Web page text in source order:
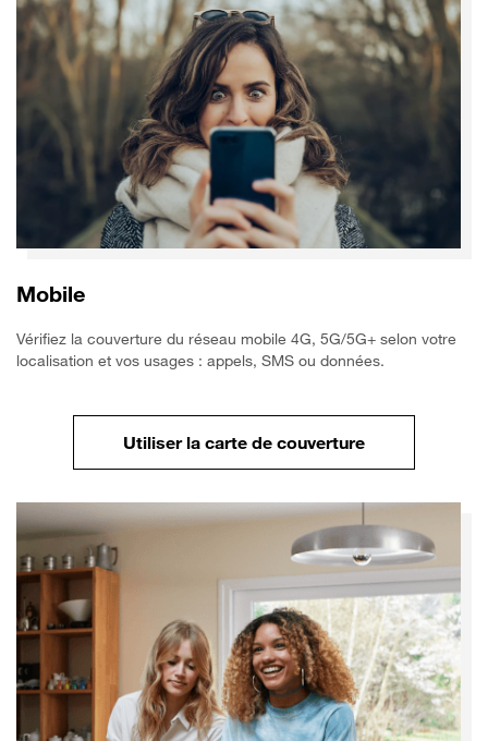
Mobile
Vérifiez la couverture du réseau mobile 4G, 5G/5G+ selon votre
localisation et vos usages : appels, SMS ou données.
Utiliser la carte de couverture